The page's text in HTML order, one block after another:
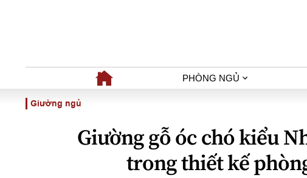
PHÒNG NGỦ
Giường ngủ
Giường gỗ óc chó kiểu
trong thiết kế